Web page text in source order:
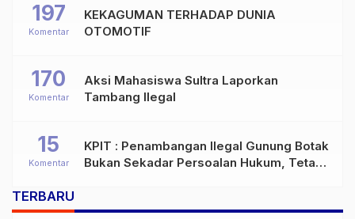
KEKAGUMAN TERHADAP DUNIA
OTOMOTIF
197
Komentar
Aksi Mahasiswa Sultra Laporkan
Tambang Ilegal
170
Komentar
KPIT : Penambangan Ilegal Gunung Botak
Bukan Sekadar Persoalan Hukum, Tetapi
15
Komentar
TERBARU